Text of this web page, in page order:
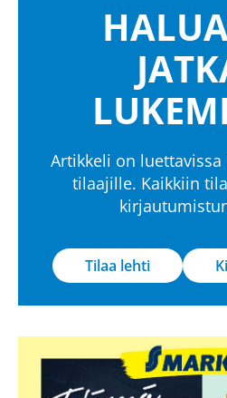
Artikkeli on
tilaajille. Kaikkiin
Tilaa lehti